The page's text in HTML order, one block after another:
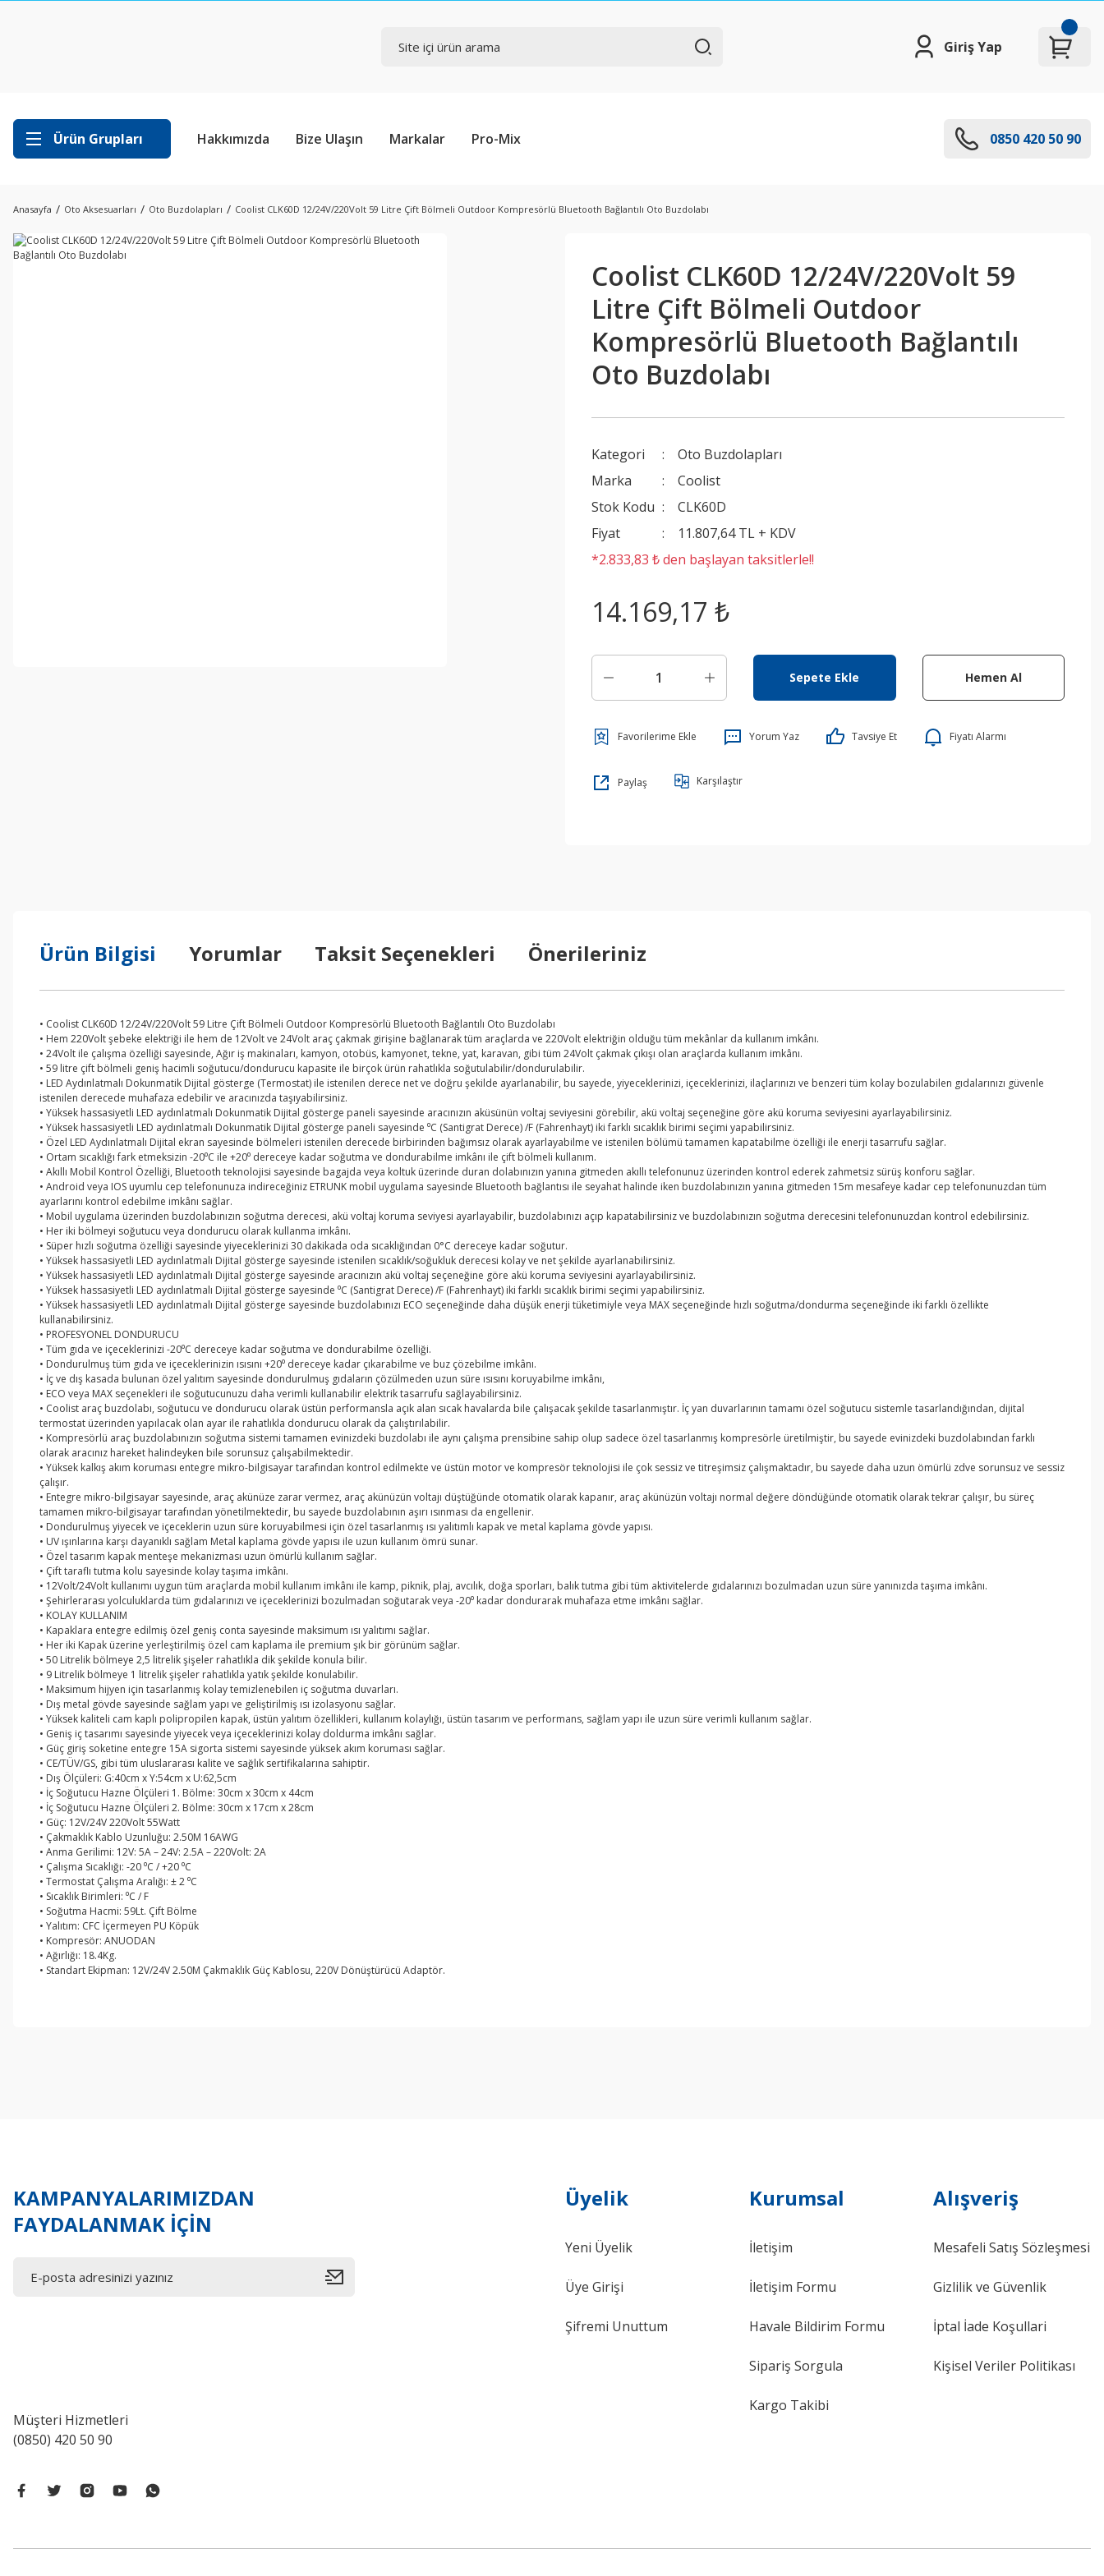
Giriş Yap
Ürün Grupları Hakkımızda Bize Ulaşın Markalar Pro-Mix 0850 420 50 90
Anasayfa Oto Aksesuarları Oto Buzdolapları Coolist CLK60D 12/24V/220Volt 59 Litre Çift Bölmeli Outdoor Kompresörlü Bluetooth Bağlantılı Oto Buzdolabı
Coolist CLK60D 12/24V/220Volt 59
Litre Çift Bölmeli Outdoor
Kompresörlü Bluetooth Bağlantılı
Oto Buzdolabı
Kategori
Oto Buzdolapları
Marka
Coolist
Stok Kodu
CLK60D
Fiyat
11.807,64 TL + KDV
*2.833,83 ₺ den başlayan taksitlerle!!
14.169,17 ₺
Sepete Ekle Hemen Al
Yorum Yaz Tavsiye Et Fiyatı Alarmı
Paylaş Karşılaştır
Ürün Bilgisi Yorumlar Taksit Seçenekleri Önerileriniz
• Coolist CLK60D 12/24V/220Volt 59 Litre Çift Bölmeli Outdoor Kompresörlü Bluetooth Bağlantılı Oto Buzdolabı
• Hem 220Volt şebeke elektriği ile hem de 12Volt ve 24Volt araç çakmak girişine bağlanarak tüm araçlarda ve 220Volt elektriğin olduğu tüm mekânlar da kullanım imkânı.
• 24Volt ile çalışma özelliği sayesinde, Ağır iş makinaları, kamyon, otobüs, kamyonet, tekne, yat, karavan, gibi tüm 24Volt çakmak çıkışı olan araçlarda kullanım imkânı.
• 59 litre çift bölmeli geniş hacimli soğutucu/dondurucu kapasite ile birçok ürün rahatlıkla soğutulabilir/dondurulabilir.
• LED Aydınlatmalı Dokunmatik Dijital gösterge (Termostat) ile istenilen derece net ve doğru şekilde ayarlanabilir, bu sayede, yiyeceklerinizi, içeceklerinizi, ilaçlarınızı ve benzeri tüm kolay bozulabilen gıdalarınızı güvenle
istenilen derecede muhafaza edebilir ve aracınızda taşıyabilirsiniz.
• Yüksek hassasiyetli LED aydınlatmalı Dokunmatik Dijital gösterge paneli sayesinde aracınızın aküsünün voltaj seviyesini görebilir, akü voltaj seçeneğine göre akü koruma seviyesini ayarlayabilirsiniz.
• Yüksek hassasiyetli LED aydınlatmalı Dokunmatik Dijital gösterge paneli sayesinde ⁰C (Santigrat Derece) /F (Fahrenhayt) iki farklı sıcaklık birimi seçimi yapabilirsiniz.
• Özel LED Aydınlatmalı Dijital ekran sayesinde bölmeleri istenilen derecede birbirinden bağımsız olarak ayarlayabilme ve istenilen bölümü tamamen kapatabilme özelliği ile enerji tasarrufu sağlar.
• Ortam sıcaklığı fark etmeksizin -20⁰C ile +20⁰ dereceye kadar soğutma ve dondurabilme imkânı ile çift bölmeli kullanım.
• Akıllı Mobil Kontrol Özelliği, Bluetooth teknolojisi sayesinde bagajda veya koltuk üzerinde duran dolabınızın yanına gitmeden akıllı telefonunuz üzerinden kontrol ederek zahmetsiz sürüş konforu sağlar.
• Android veya IOS uyumlu cep telefonunuza indireceğiniz ETRUNK mobil uygulama sayesinde Bluetooth bağlantısı ile seyahat halinde iken buzdolabınızın yanına gitmeden 15m mesafeye kadar cep telefonunuzdan tüm
ayarlarını kontrol edebilme imkânı sağlar.
• Mobil uygulama üzerinden buzdolabınızın soğutma derecesi, akü voltaj koruma seviyesi ayarlayabilir, buzdolabınızı açıp kapatabilirsiniz ve buzdolabınızın soğutma derecesini telefonunuzdan kontrol edebilirsiniz.
• Her iki bölmeyi soğutucu veya dondurucu olarak kullanma imkânı.
• Süper hızlı soğutma özelliği sayesinde yiyeceklerinizi 30 dakikada oda sıcaklığından 0°C dereceye kadar soğutur.
• Yüksek hassasiyetli LED aydınlatmalı Dijital gösterge sayesinde istenilen sıcaklık/soğukluk derecesi kolay ve net şekilde ayarlanabilirsiniz.
• Yüksek hassasiyetli LED aydınlatmalı Dijital gösterge sayesinde aracınızın akü voltaj seçeneğine göre akü koruma seviyesini ayarlayabilirsiniz.
• Yüksek hassasiyetli LED aydınlatmalı Dijital gösterge sayesinde ⁰C (Santigrat Derece) /F (Fahrenhayt) iki farklı sıcaklık birimi seçimi yapabilirsiniz.
• Yüksek hassasiyetli LED aydınlatmalı Dijital gösterge sayesinde buzdolabınızı ECO seçeneğinde daha düşük enerji tüketimiyle veya MAX seçeneğinde hızlı soğutma/dondurma seçeneğinde iki farklı özellikte
kullanabilirsiniz.
• PROFESYONEL DONDURUCU
• Tüm gıda ve içeceklerinizi -20⁰C dereceye kadar soğutma ve dondurabilme özelliği.
• Dondurulmuş tüm gıda ve içeceklerinizin ısısını +20⁰ dereceye kadar çıkarabilme ve buz çözebilme imkânı.
• İç ve dış kasada bulunan özel yalıtım sayesinde dondurulmuş gıdaların çözülmeden uzun süre ısısını koruyabilme imkânı,
• ECO veya MAX seçenekleri ile soğutucunuzu daha verimli kullanabilir elektrik tasarrufu sağlayabilirsiniz.
• Coolist araç buzdolabı, soğutucu ve dondurucu olarak üstün performansla açık alan sıcak havalarda bile çalışacak şekilde tasarlanmıştır. İç yan duvarlarının tamamı özel soğutucu sistemle tasarlandığından, dijital
termostat üzerinden yapılacak olan ayar ile rahatlıkla dondurucu olarak da çalıştırılabilir.
• Kompresörlü araç buzdolabınızın soğutma sistemi tamamen evinizdeki buzdolabı ile aynı çalışma prensibine sahip olup sadece özel tasarlanmış kompresörle üretilmiştir, bu sayede evinizdeki buzdolabından farklı
olarak aracınız hareket halindeyken bile sorunsuz çalışabilmektedir.
• Yüksek kalkış akım koruması entegre mikro-bilgisayar tarafından kontrol edilmekte ve üstün motor ve kompresör teknolojisi ile çok sessiz ve titreşimsiz çalışmaktadır, bu sayede daha uzun ömürlü zdve sorunsuz ve sessiz
çalışır.
• Entegre mikro-bilgisayar sayesinde, araç akünüze zarar vermez, araç akünüzün voltajı düştüğünde otomatik olarak kapanır, araç akünüzün voltajı normal değere döndüğünde otomatik olarak tekrar çalışır, bu süreç
tamamen mikro-bilgisayar tarafından yönetilmektedir, bu sayede buzdolabının aşırı ısınması da engellenir.
• Dondurulmuş yiyecek ve içeceklerin uzun süre koruyabilmesi için özel tasarlanmış ısı yalıtımlı kapak ve metal kaplama gövde yapısı.
• UV ışınlarına karşı dayanıklı sağlam Metal kaplama gövde yapısı ile uzun kullanım ömrü sunar.
• Özel tasarım kapak menteşe mekanizması uzun ömürlü kullanım sağlar.
• Çift taraflı tutma kolu sayesinde kolay taşıma imkânı.
• 12Volt/24Volt kullanımı uygun tüm araçlarda mobil kullanım imkânı ile kamp, piknik, plaj, avcılık, doğa sporları, balık tutma gibi tüm aktivitelerde gıdalarınızı bozulmadan uzun süre yanınızda taşıma imkânı.
• Şehirlerarası yolculuklarda tüm gıdalarınızı ve içeceklerinizi bozulmadan soğutarak veya -20⁰ kadar dondurarak muhafaza etme imkânı sağlar.
• KOLAY KULLANIM
• Kapaklara entegre edilmiş özel geniş conta sayesinde maksimum ısı yalıtımı sağlar.
• Her iki Kapak üzerine yerleştirilmiş özel cam kaplama ile premium şık bir görünüm sağlar.
• 50 Litrelik bölmeye 2,5 litrelik şişeler rahatlıkla dik şekilde konula bilir.
• 9 Litrelik bölmeye 1 litrelik şişeler rahatlıkla yatık şekilde konulabilir.
• Maksimum hijyen için tasarlanmış kolay temizlenebilen iç soğutma duvarları.
• Dış metal gövde sayesinde sağlam yapı ve geliştirilmiş ısı izolasyonu sağlar.
• Yüksek kaliteli cam kaplı polipropilen kapak, üstün yalıtım özellikleri, kullanım kolaylığı, üstün tasarım ve performans, sağlam yapı ile uzun süre verimli kullanım sağlar.
• Geniş iç tasarımı sayesinde yiyecek veya içeceklerinizi kolay doldurma imkânı sağlar.
• Güç giriş soketine entegre 15A sigorta sistemi sayesinde yüksek akım koruması sağlar.
• CE/TÜV/GS, gibi tüm uluslararası kalite ve sağlık sertifikalarına sahiptir.
• Dış Ölçüleri: G:40cm x Y:54cm x U:62,5cm
• İç Soğutucu Hazne Ölçüleri 1. Bölme: 30cm x 30cm x 44cm
• İç Soğutucu Hazne Ölçüleri 2. Bölme: 30cm x 17cm x 28cm
• Güç: 12V/24V 220Volt 55Watt
• Çakmaklık Kablo Uzunluğu: 2.50M 16AWG
• Anma Gerilimi: 12V: 5A – 24V: 2.5A – 220Volt: 2A
• Çalışma Sıcaklığı: -20 ⁰C / +20 ⁰C
• Termostat Çalışma Aralığı: ± 2 ⁰C
• Sıcaklık Birimleri: ⁰C / F
• Soğutma Hacmi: 59Lt. Çift Bölme
• Yalıtım: CFC İçermeyen PU Köpük
• Kompresör: ANUODAN
• Ağırlığı: 18.4Kg.
• Standart Ekipman: 12V/24V 2.50M Çakmaklık Güç Kablosu, 220V Dönüştürücü Adaptör.
KAMPANYALARIMIZDAN
FAYDALANMAK İÇİN
Müşteri Hizmetleri
(0850) 420 50 90
Üyelik
Yeni Üyelik
Üye Girişi
Şifremi Unuttum
Kurumsal
İletişim
İletişim Formu
Havale Bildirim Formu
Sipariş Sorgula
Kargo Takibi
Alışveriş
Mesafeli Satış Sözleşmesi
Gizlilik ve Güvenlik
İptal İade Koşullari
Kişisel Veriler Politikası